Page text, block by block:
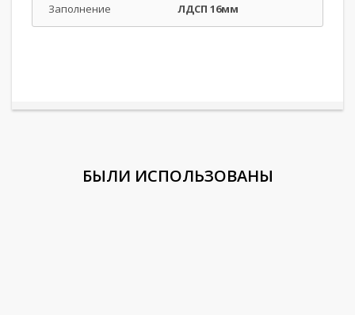
Заполнение
ЛДСП 16мм
БЫЛИ ИСПОЛЬЗОВАНЫ